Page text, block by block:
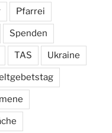
Pfarrei
Spenden
TAS Ukraine